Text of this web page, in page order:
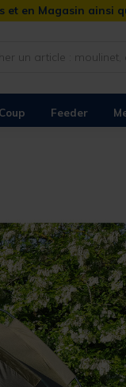
et en Magasin ainsi
Coup Feeder